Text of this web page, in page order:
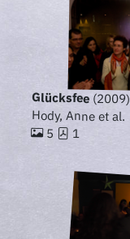
Glücksfee (2009)
Hody, Anne et al.
5 1